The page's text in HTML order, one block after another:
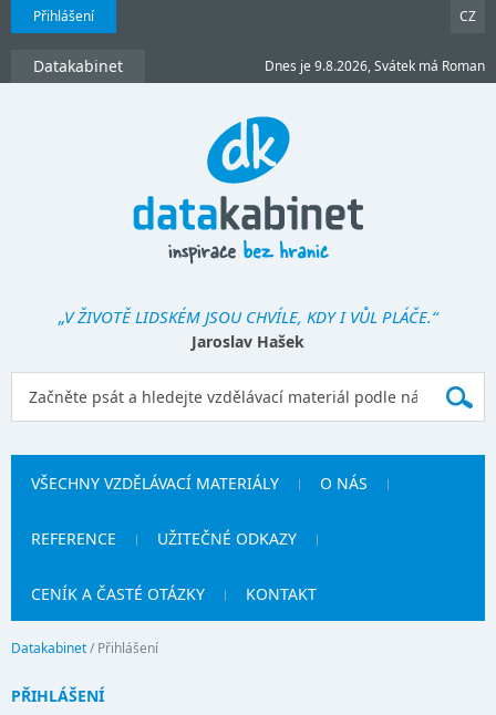
Přihlášení CZ
Datakabinet Dnes je 9.8.2026, Svátek má Roman
„V ŽIVOTĚ LIDSKÉM JSOU CHVÍLE, KDY I VŮL PLÁČE.“
Jaroslav Hašek
VŠECHNY VZDĚLÁVACÍ MATERIÁLY O NÁS
REFERENCE UŽITEČNÉ ODKAZY
CENÍK A ČASTÉ OTÁZKY KONTAKT
Datakabinet/ Přihlášení
PŘIHLÁŠENÍ